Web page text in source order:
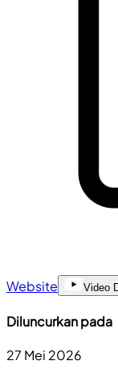
Website Video
Diluncurkan pada
27 Mei 2026